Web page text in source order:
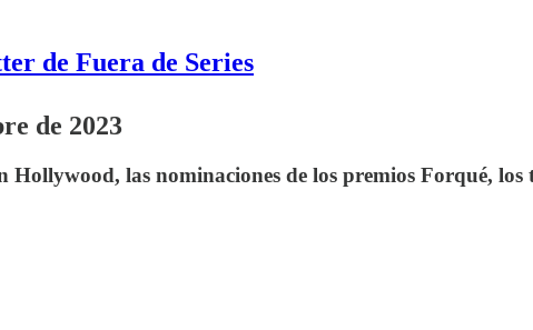
de Fuera de Series
de 2023
las nominaciones de los premios Forqué, los